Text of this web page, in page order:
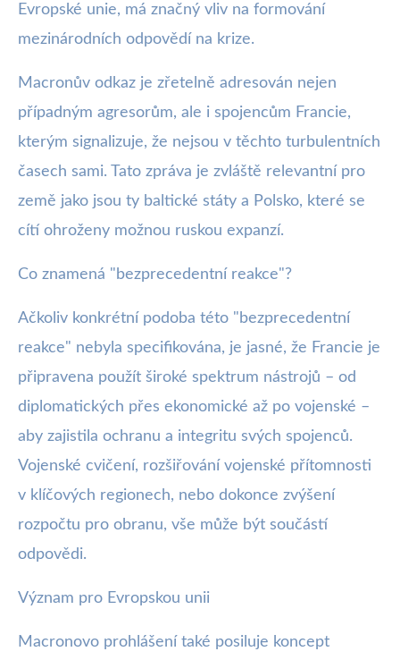
Evropské unie, má značný vliv na formování
mezinárodních odpovědí na krize.
Macronův odkaz je zřetelně adresován nejen
případným agresorům, ale i spojencům Francie,
kterým signalizuje, že nejsou v těchto turbulentních
časech sami. Tato zpráva je zvláště relevantní pro
země jako jsou ty baltické státy a Polsko, které se
cítí ohroženy možnou ruskou expanzí.
Co znamená "bezprecedentní reakce"?
Ačkoliv konkrétní podoba této "bezprecedentní
reakce" nebyla specifikována, je jasné, že Francie je
připravena použít široké spektrum nástrojů – od
diplomatických přes ekonomické až po vojenské –
aby zajistila ochranu a integritu svých spojenců.
Vojenské cvičení, rozšiřování vojenské přítomnosti
v klíčových regionech, nebo dokonce zvýšení
rozpočtu pro obranu, vše může být součástí
odpovědi.
Význam pro Evropskou unii
Macronovo prohlášení také posiluje koncept